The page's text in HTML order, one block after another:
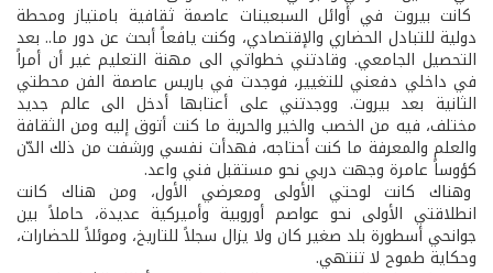
كانت بيروت في أوائل السبعينات عاصمة ثقافية بامتياز ومحطة
دولية للتبادل الحضاري والإقتصادي، وكنت يافعاً أبحث عن دور ما.. بعد
التحصيل الجامعي. وقادتني خطواتي الى مهنة التعليم غير أن أمراً
في داخلي دفعني للتغيير، فوجدت في باريس عاصمة الفن محطتي
الثانية بعد بيروت. ووجدتني على أعتابها أدخل الى عالم جديد
مختلف، فيه من الخصب والخير والحرية ما كنت أتوق إليه ومن الثقافة
والعلم والمعرفة ما كنت أحتاجه، فهدأت نفسي ورشفت من ذلك الدّن
كؤوساً عامرة وجهت دربي نحو مستقبل فني واعد.
وهناك كانت لوحتي الأولى ومعرضي الأول، ومن هناك كانت
انطلاقتي الأولى نحو عواصم أوروبية وأميركية عديدة، حاملاً بين
جوانحي أسطورة بلد صغير كان ولا يزال سجلاً للتاريخ، وموئلاً للحضارات،
وحكاية طموح لا تنتهي.